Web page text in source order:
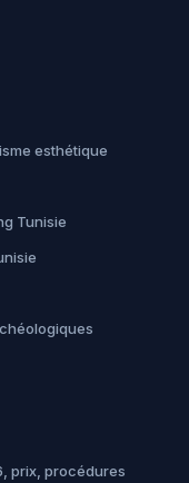
esthétique
Tunisie
prix, procédures